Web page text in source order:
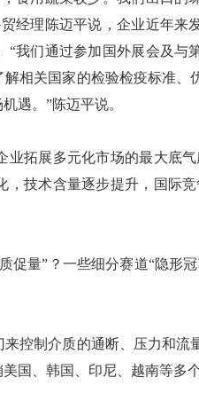
经理陈迈平说，企业近年来
我们通过参加国外展会及与
相关国家的检验检疫标准、
遇。”陈迈平说。
拓展多元化市场的最大底气
技术含量逐步提升，国际
量”？一些细分赛道“隐形冠
制介质的通断、压力和流
国、韩国、印尼、越南等多